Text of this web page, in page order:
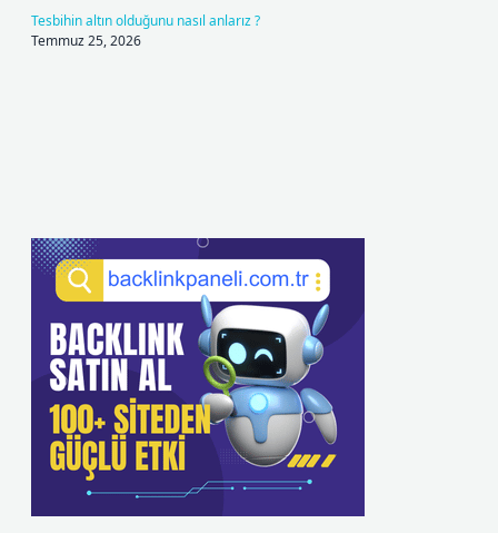
Tesbihin altın olduğunu nasıl anlarız ?
Temmuz 25, 2026